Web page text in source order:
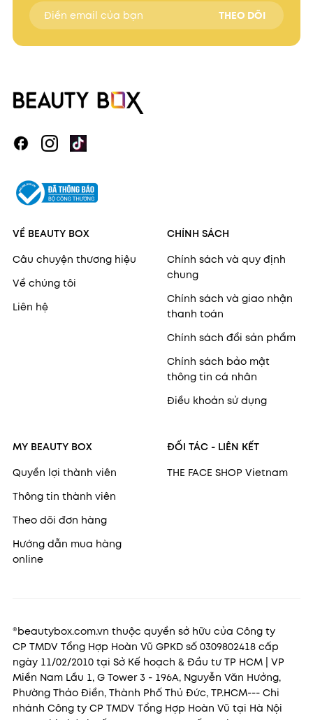
THEO DÕI
VỀ BEAUTY BOX
Câu chuyện thương hiệu
Về chúng tôi
Liên hệ
CHÍNH SÁCH
Chính sách và quy định
chung
Chính sách và giao nhận
thanh toán
Chính sách đổi sản phẩm
Chính sách bảo mật
thông tin cá nhân
Điều khoản sử dụng
MY BEAUTY BOX
Quyền lợi thành viên
Thông tin thành viên
Theo dõi đơn hàng
Hướng dẫn mua hàng
online
ĐỐI TÁC - LIÊN KẾT
THE FACE SHOP Vietnam
®beautybox.com.vn thuộc quyền sở hữu của Công ty
CP TMDV Tổng Hợp Hoàn Vũ GPKD số 0309802418 cấp
ngày 11/02/2010 tại Sở Kế hoạch & Đầu tư TP HCM | VP
Miền Nam Lầu 1, G Tower 3 - 196A, Nguyễn Văn Hưởng,
Phường Thảo Điền, Thành Phố Thủ Đức, TP.HCM--- Chi
nhánh Công ty CP TMDV Tổng Hợp Hoàn Vũ tại Hà Nội